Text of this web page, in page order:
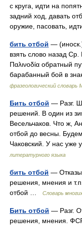
с круга, идти на
задний ход, давать
оружие, пасовать,
бить отбой —
взять слово назад
Παλινοδία обратный
барабанный бой в
фразеологический словарь
Бить отбой — Разг.
решений. В один из
Весельчаков. Что ж,
отбой до весны.
Чаковский. У нас уже
литературного языка
бить отбой —
решения, мнения и
отбой …
Словарь
Бить отбой — Разг.
решения, мнения.